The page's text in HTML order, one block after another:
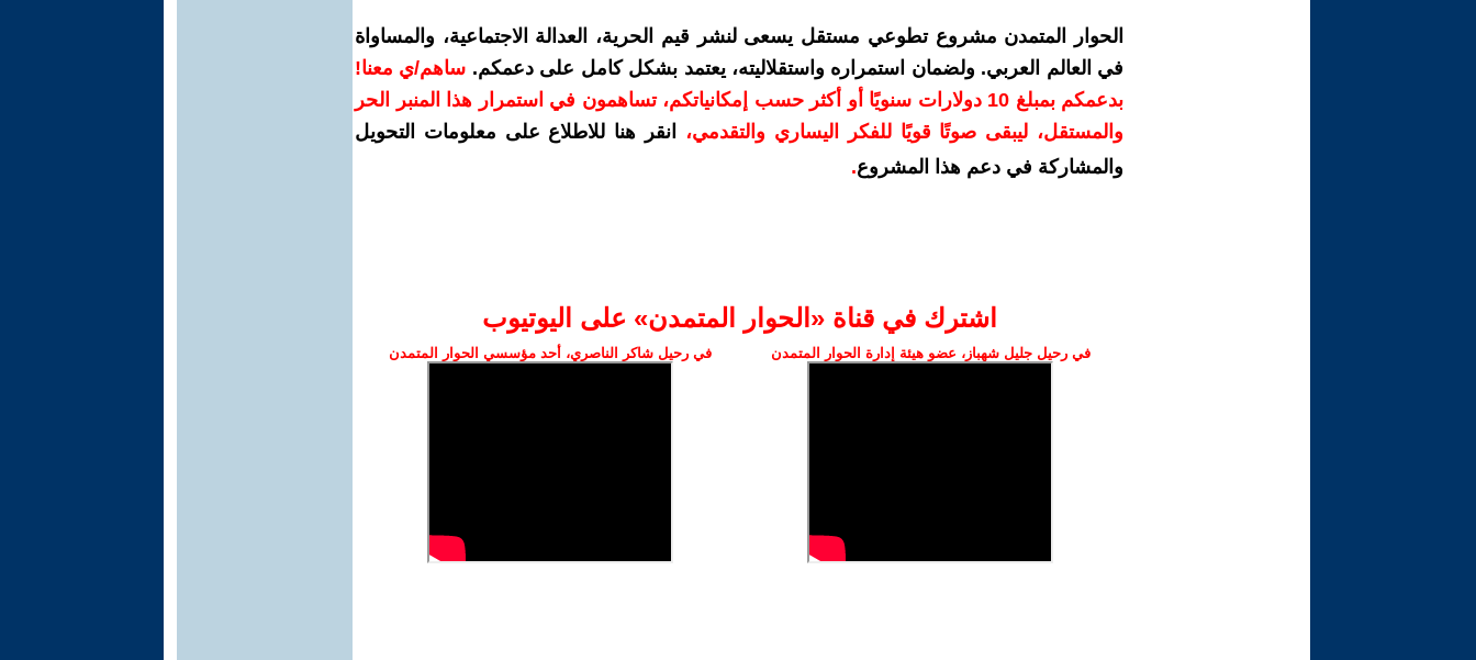
الحوار المتمدن مشروع تطوعي مستقل يسعى لنشر قيم الحرية، العدالة الاجتماعية، والمساواة
في العالم العربي. ولضمان استمراره واستقلاليته، يعتمد بشكل كامل على دعمكم. ساهم/ي معنا!
بدعمكم بمبلغ 10 دولارات سنويًا أو أكثر حسب إمكانياتكم، تساهمون في استمرار هذا المنبر الحر
والمستقل، ليبقى صوتًا قويًا للفكر اليساري والتقدمي،
انقر هنا للاطلاع على معلومات التحويل
والمشاركة في دعم هذا المشروع.
اشترك في قناة ‫«الحوار المتمدن» على اليوتيوب
في رحيل جليل شهباز، عضو هيئة إدارة الحوار المتمدن في رحيل شاكر الناصري، أحد مؤسسي الحوار المتمدن